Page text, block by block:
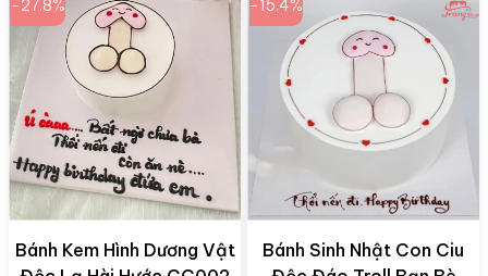
-27.8%
Bánh Kem Hình Dương Vật
-15.4%
Bánh Sinh Nhật Con Ciu